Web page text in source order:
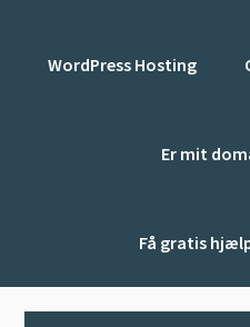
WordPress Hosting
Er mit
Få gratis